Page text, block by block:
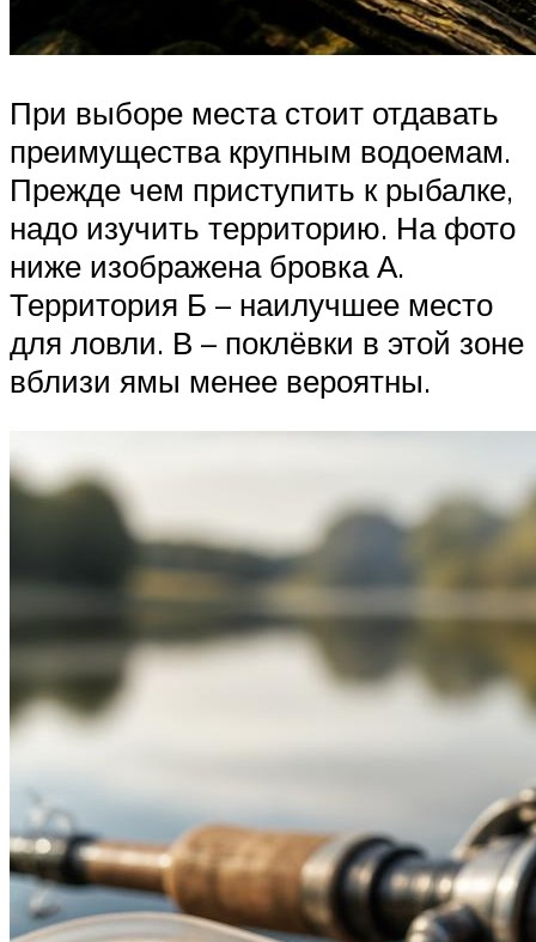
При выборе места стоит отдавать
преимущества крупным водоемам.
Прежде чем приступить к рыбалке,
надо изучить территорию. На фото
ниже изображена бровка А.
Территория Б – наилучшее место
для ловли. В – поклёвки в этой зоне
вблизи ямы менее вероятны.